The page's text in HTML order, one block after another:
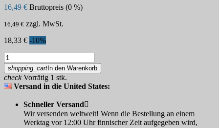
16,49 € Bruttopreis (0 %)
16,49 € zzgl. MwSt.
18,33 € -10%
shopping_cart In den Warenkorb
checkVorrätig 1 stk.
Versand in die United States:
Schneller Versand
Wir versenden weltweit! Wenn die Bestellung an einem
Werktag vor 12:00 Uhr finnischer Zeit aufgegeben wird,